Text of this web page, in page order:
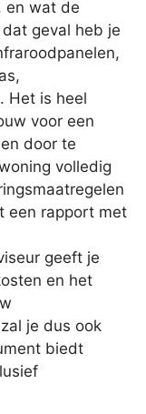
en wat de
geval heb je
Het is heel
voor een
door te
volledig
een rapport met
geeft je
en het
je dus ook
biedt